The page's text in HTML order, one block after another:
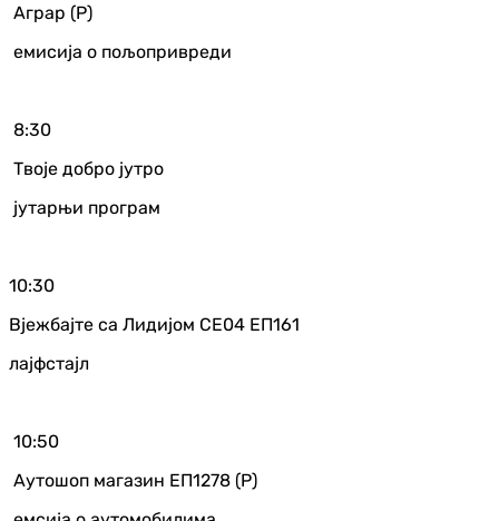
Аграр (Р)
емисија о пољопривреди
8:30
Твоје добро јутро
јутарњи програм
10:30
Вјежбајте са Лидијом СЕ04 ЕП161
лајфстајл
10:50
Аутошоп магазин ЕП1278 (Р)